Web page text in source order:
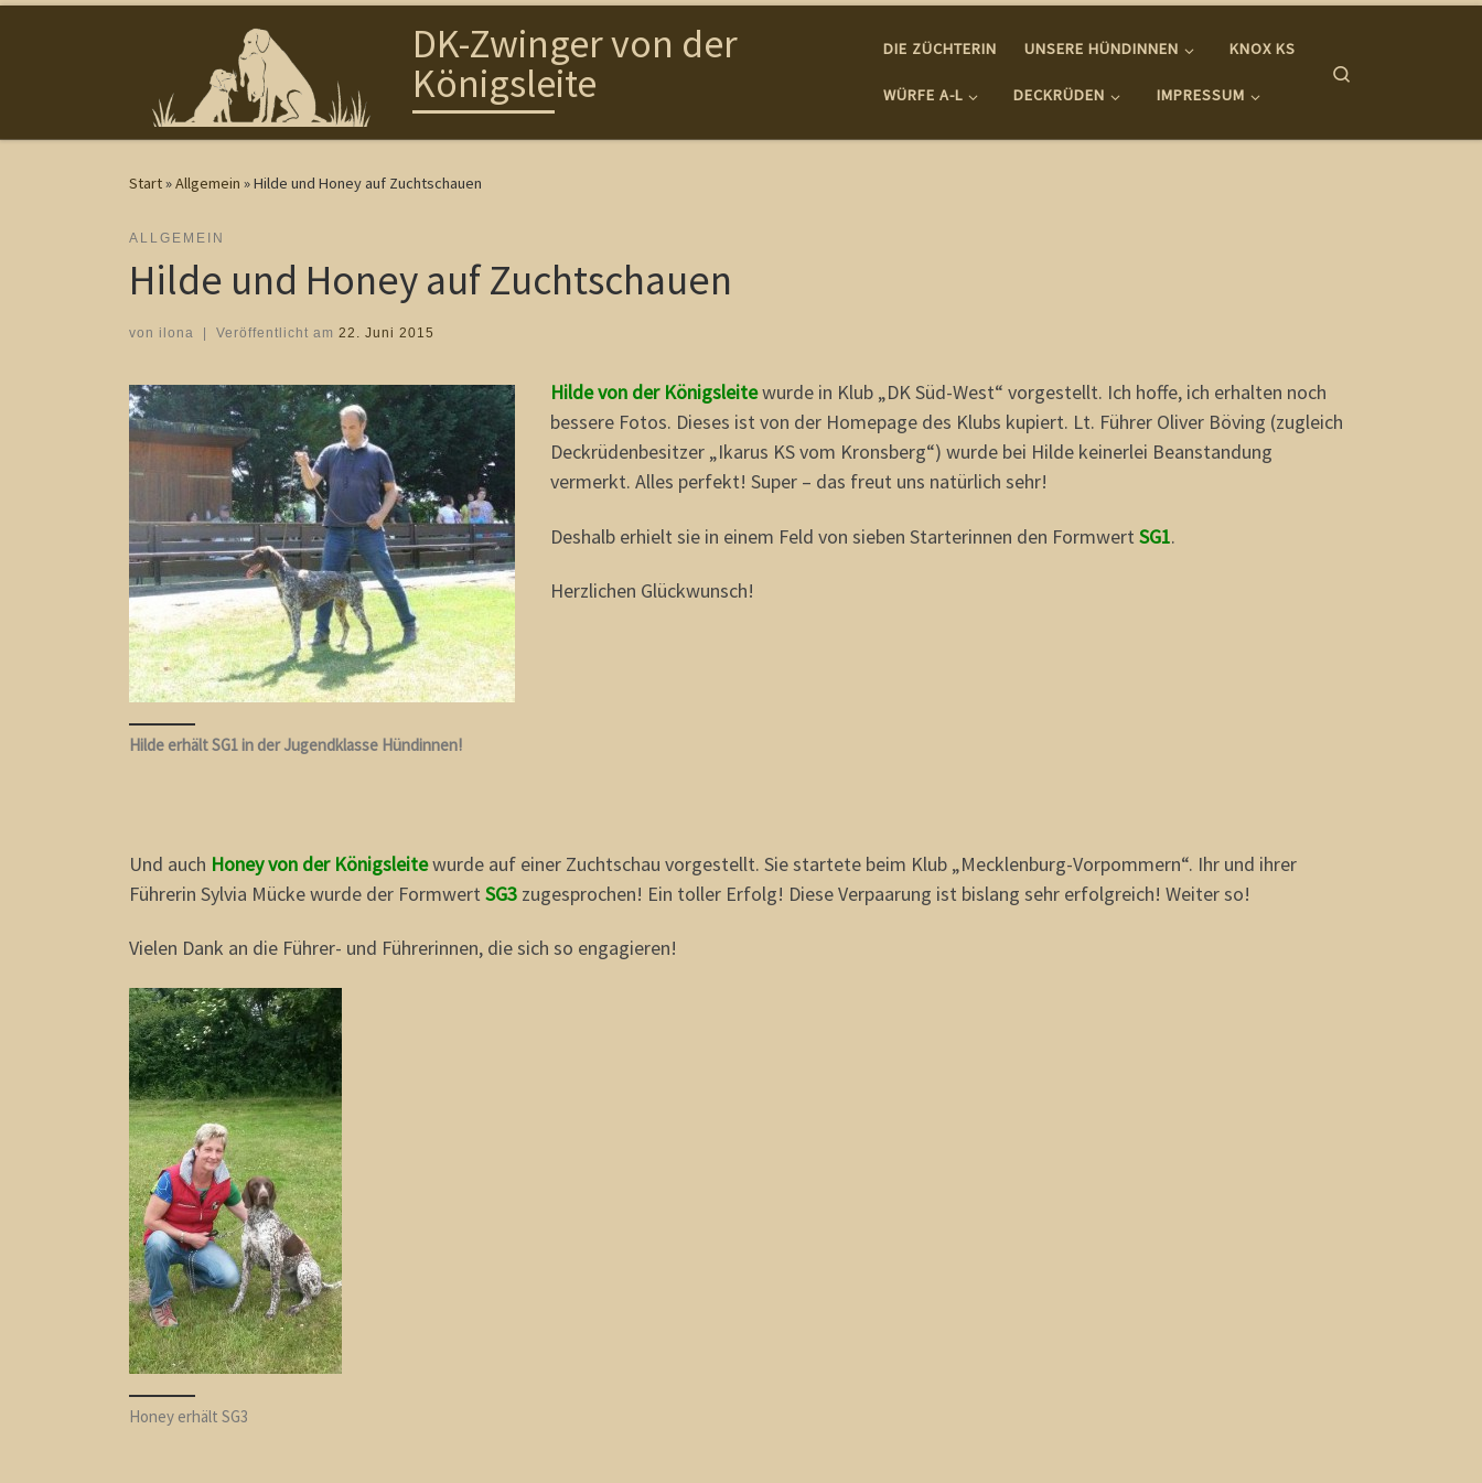
DK-Zwinger von der
Königsleite
DIE ZÜCHTERIN UNSERE HÜNDINNEN KNOX KS
WÜRFE A-L DECKRÜDEN IMPRESSUM
Start»Allgemein »Hilde und Honey auf Zuchtschauen
ALLGEMEIN
Hilde und Honey auf Zuchtschauen
von ilona Veröffentlicht am 22. Juni 2015
Hilde erhält SG1 in der Jugendklasse Hündinnen!
Hilde von der Königsleitewurde in Klub „DK Süd-West“ vorgestellt. Ich hoffe, ich erhalten noch
bessere Fotos. Dieses ist von der Homepage des Klubs kupiert. Lt. Führer Oliver Böving (zugleich
Deckrüdenbesitzer „Ikarus KS vom Kronsberg“) wurde bei Hilde keinerlei Beanstandung
vermerkt. Alles perfekt! Super – das freut uns natürlich sehr!
Deshalb erhielt sie in einem Feld von sieben Starterinnen den Formwert SG1.
Herzlichen Glückwunsch!
Und auch Honey von der Königsleitewurde auf einer Zuchtschau vorgestellt. Sie startete beim Klub „Mecklenburg-Vorpommern“. Ihr und ihrer
Führerin Sylvia Mücke wurde der Formwert SG3 zugesprochen! Ein toller Erfolg! Diese Verpaarung ist bislang sehr erfolgreich! Weiter so!
Vielen Dank an die Führer- und Führerinnen, die sich so engagieren!
Honey erhält SG3